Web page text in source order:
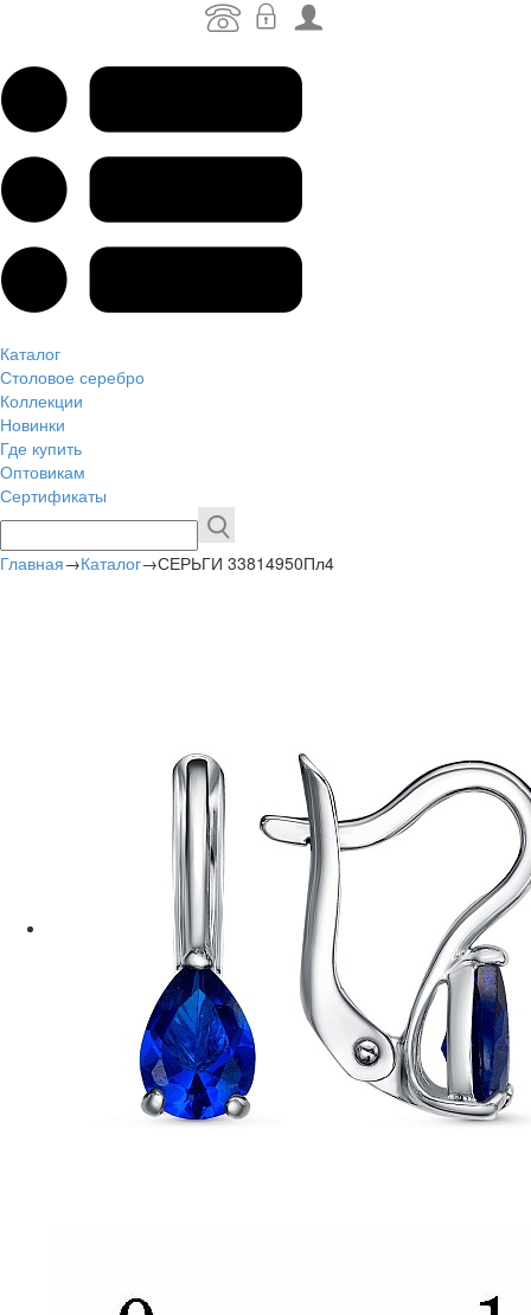
Каталог
Столовое серебро
Коллекции
Новинки
Где купить
Оптовикам
Сертификаты
Главная→Каталог→СЕРЬГИ 33814950Пл4